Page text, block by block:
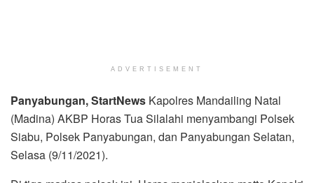
ADVERTISEMENT
Panyabungan, StartNews Kapolres Mandailing Natal
(Madina) AKBP Horas Tua Silalahi menyambangi Polsek
Siabu, Polsek Panyabungan, dan Panyabungan Selatan,
Selasa (9/11/2021).